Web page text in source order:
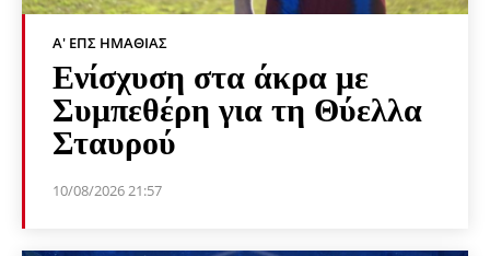
Α' ΕΠΣ ΗΜΑΘΊΑΣ
Ενίσχυση στα άκρα με
Συμπεθέρη για τη Θύελλα
Σταυρού
10/08/2026 21:57